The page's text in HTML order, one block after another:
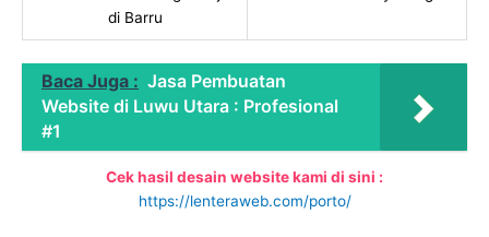
di Barru
Baca Juga : Jasa Pembuatan
Website di Luwu Utara : Profesional
#1
Cek hasil desain website kami di sini :
https://lenteraweb.com/porto/